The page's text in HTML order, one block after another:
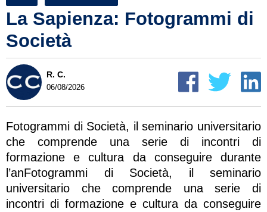
La Sapienza: Fotogrammi di
Società
R. C.
06/08/2026
Fotogrammi di Società, il seminario universitario
che comprende una serie di incontri di
formazione e cultura da conseguire durante
l’anFotogrammi di Società, il seminario
universitario che comprende una serie di
incontri di formazione e cultura da conseguire